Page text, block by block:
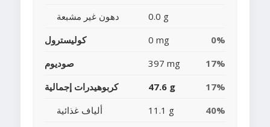
دهون غير مشبعة
0.0 g
كوليسترول
0 mg
0%
صوديوم
397 mg
17%
كربوهيدرات إجمالية
47.6 g
17%
ألياف غذائية
11.1 g
40%